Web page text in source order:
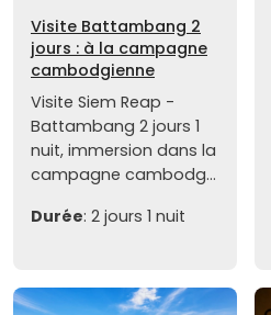
Visite Battambang 2
jours : à la campagne
cambodgienne
Visite Siem Reap -
Battambang 2 jours 1
nuit, immersion dans la
campagne cambodg...
Durée: 2 jours 1 nuit